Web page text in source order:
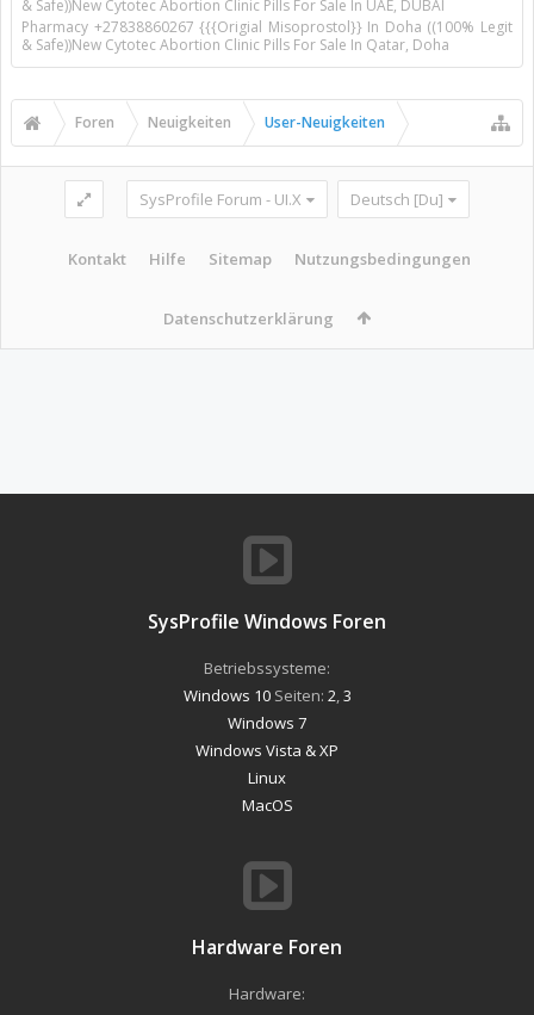
& Safe))New Cytotec Abortion Clinic Pills For Sale In UAE, DUBAI
Pharmacy +27838860267 {{{Origial Misoprostol}} In Doha ((100% Legit
& Safe))New Cytotec Abortion Clinic Pills For Sale In Qatar, Doha
Foren Neuigkeiten User-Neuigkeiten
SysProfile Forum - UI.X Deutsch [Du]
Kontakt Hilfe Sitemap Nutzungsbedingungen
Datenschutzerklärung
SysProfile Windows Foren
Betriebssysteme:
Windows 10Seiten: 2 3
Windows 7
Windows Vista & XP
Linux
MacOS
Hardware Foren
Hardware: